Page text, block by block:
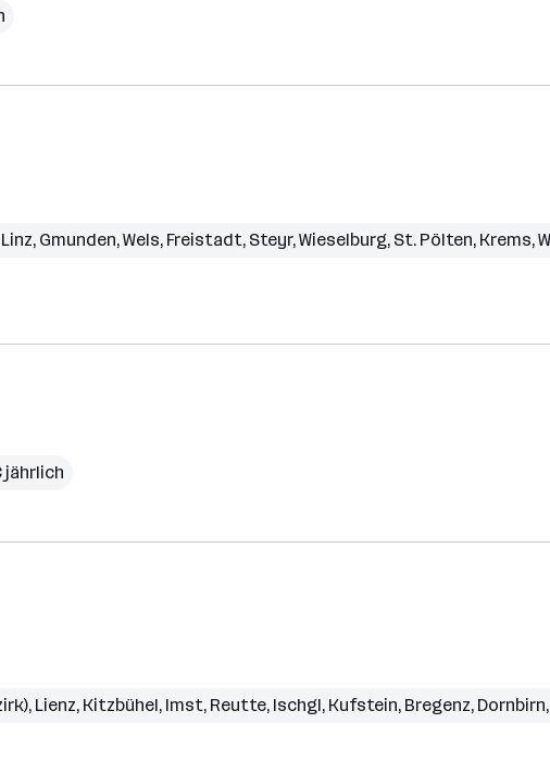
Linz, Gmunden,Wels, Freistadt, Steyr,Wieselburg, St. Pölten, Krems,
jährlich
, Lienz, Kitzbühel, Imst, Reutte, Ischgl, Kufstein, Bregenz, Dornbirn,